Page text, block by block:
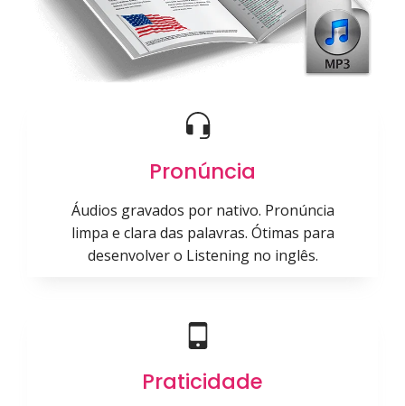
Pronúncia
Áudios gravados por nativo. Pronúncia
limpa e clara das palavras. Ótimas para
desenvolver o Listening no inglês.
Praticidade